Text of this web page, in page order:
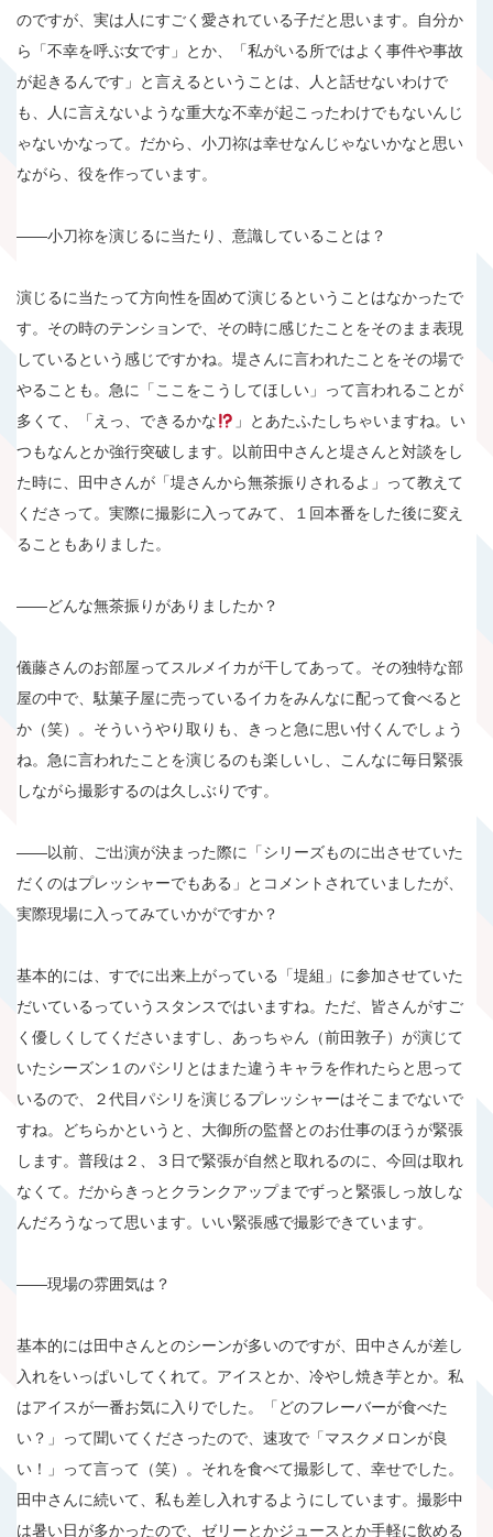
のですが、実は人にすごく愛されている子だと思います。自分か
ら「不幸を呼ぶ女です」とか、「私がいる所ではよく事件や事故
が起きるんです」と言えるということは、人と話せないわけで
も、人に言えないような重大な不幸が起こったわけでもないんじ
ゃないかなって。だから、小刀祢は幸せなんじゃないかなと思い
ながら、役を作っています。
――小刀祢を演じるに当たり、意識していることは？
演じるに当たって方向性を固めて演じるということはなかったで
す。その時のテンションで、その時に感じたことをそのまま表現
しているという感じですかね。堤さんに言われたことをその場で
やることも。急に「ここをこうしてほしい」って言われることが
多くて、「えっ、できるかな
」とあたふたしちゃいますね。い
つもなんとか強行突破します。以前田中さんと堤さんと対談をし
た時に、田中さんが「堤さんから無茶振りされるよ」って教えて
くださって。実際に撮影に入ってみて、１回本番をした後に変え
ることもありました。
――どんな無茶振りがありましたか？
儀藤さんのお部屋ってスルメイカが干してあって。その独特な部
屋の中で、駄菓子屋に売っているイカをみんなに配って食べると
か（笑）。そういうやり取りも、きっと急に思い付くんでしょう
ね。急に言われたことを演じるのも楽しいし、こんなに毎日緊張
しながら撮影するのは久しぶりです。
――以前、ご出演が決まった際に「シリーズものに出させていた
だくのはプレッシャーでもある」とコメントされていましたが、
実際現場に入ってみていかがですか？
基本的には、すでに出来上がっている「堤組」に参加させていた
だいているっていうスタンスではいますね。ただ、皆さんがすご
く優しくしてくださいますし、あっちゃん（前田敦子）が演じて
いたシーズン１のパシリとはまた違うキャラを作れたらと思って
いるので、２代目パシリを演じるプレッシャーはそこまでないで
すね。どちらかというと、大御所の監督とのお仕事のほうが緊張
します。普段は２、３日で緊張が自然と取れるのに、今回は取れ
なくて。だからきっとクランクアップまでずっと緊張しっ放しな
んだろうなって思います。いい緊張感で撮影できています。
――現場の雰囲気は？
基本的には田中さんとのシーンが多いのですが、田中さんが差し
入れをいっぱいしてくれて。アイスとか、冷やし焼き芋とか。私
はアイスが一番お気に入りでした。「どのフレーバーが食べた
い？」って聞いてくださったので、速攻で「マスクメロンが良
い！」って言って（笑）。それを食べて撮影して、幸せでした。
田中さんに続いて、私も差し入れするようにしています。撮影中
は暑い日が多かったので、ゼリーとかジュースとか手軽に飲める